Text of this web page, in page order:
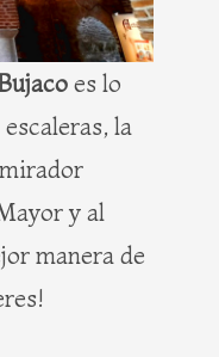
es lo
la
y al
manera de